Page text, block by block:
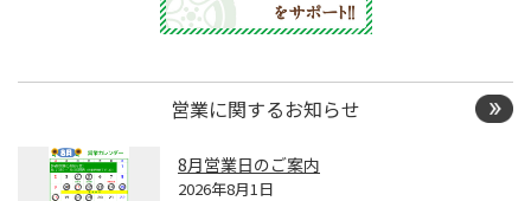
営業に関するお知らせ
8月営業日のご案内
2026年8月1日